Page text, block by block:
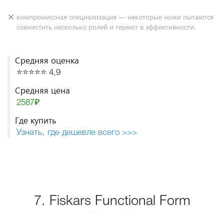
компромиссная специализация — некоторые ножи пытаются
совместить несколько ролей и теряют в эффективности.
Средняя оценка
⭐️⭐️⭐️⭐️⭐️ 4,9
Средняя цена
2587₽
Где купить
Узнать, где дешевле всего >>>
7. Fiskars Functional Form